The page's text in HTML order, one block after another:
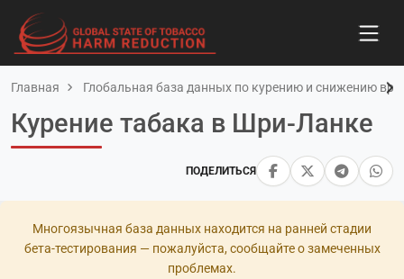
Главная Глобальная база данных по курению и снижению
ПОДЕЛИТЬСЯ
Курение табака в Шри-Ланке
Многоязычная база данных находится на ранней стадии
бета-тестирования — пожалуйста, сообщайте о замеченных
проблемах.